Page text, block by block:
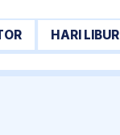
HARI LIBUR